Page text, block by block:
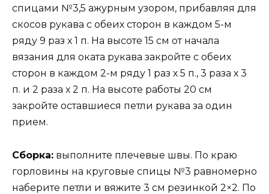
спицами №3,5 ажурным узором, прибавляя для
скосов рукава с обеих сторон в каждом 5-м
ряду 9 раз х 1 п. На высоте 15 см от начала
вязания для оката рукава закройте с обеих
сторон в каждом 2-м ряду 1 раз х 5 п., 3 раза х 3
п. и 2 раза х 2 п. На высоте работы 20 см
закройте оставшиеся петли рукава за один
прием.
Сборка: выполните плечевые швы. По краю
горловины на круговые спицы №3 равномерно
наберите петли и вяжите 3 см резинкой 2×2. По